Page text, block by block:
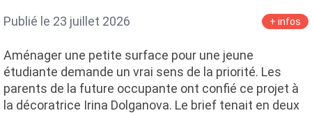
Publié le 23 juillet 2026 + infos
Aménager une petite surface pour une jeune
étudiante demande un vrai sens de la priorité. Les
parents de la future occupante ont confié ce projet à
la décoratrice Irina Dolganova. Le brief tenait en deux